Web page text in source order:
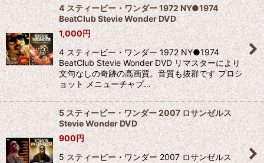
4 スティービー・ワンダー 1972 NY●1974
BeatClub Stevie Wonder DVD
1,000円
4 スティービー・ワンダー 1972 NY●1974
BeatClub Stevie Wonder DVD リマスターにより
文句なしの奇跡の高画質。音質も抜群です プロシ
ョット メニューチャプ…
5 スティービー・ワンダー 2007 ロサンゼルス
Stevie Wonder DVD
900円
5 スティービー・ワンダー 2007 ロサンゼルス